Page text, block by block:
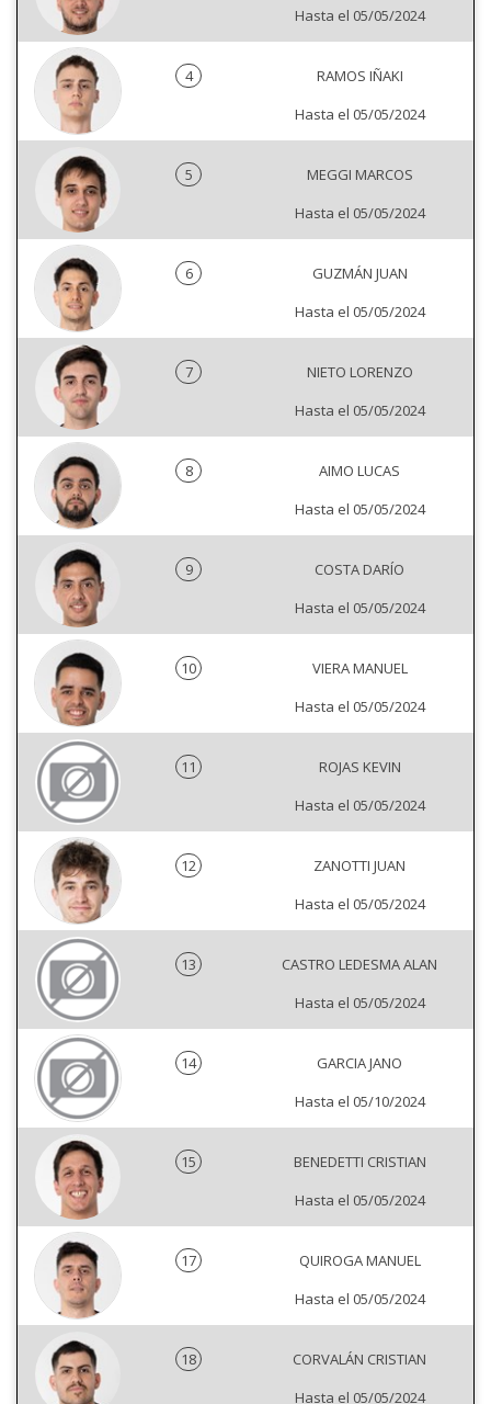
Hasta el 05/05/2024
4
RAMOS IÑAKI
Hasta el 05/05/2024
5
MEGGI MARCOS
Hasta el 05/05/2024
6
GUZMÁN JUAN
Hasta el 05/05/2024
7
NIETO LORENZO
Hasta el 05/05/2024
8
AIMO LUCAS
Hasta el 05/05/2024
9
COSTA DARÍO
Hasta el 05/05/2024
10
VIERA MANUEL
Hasta el 05/05/2024
11
ROJAS KEVIN
Hasta el 05/05/2024
12
ZANOTTI JUAN
Hasta el 05/05/2024
13
CASTRO LEDESMA ALAN
Hasta el 05/05/2024
14
GARCIA JANO
Hasta el 05/10/2024
15
BENEDETTI CRISTIAN
Hasta el 05/05/2024
17
QUIROGA MANUEL
Hasta el 05/05/2024
18
CORVALÁN CRISTIAN
Hasta el 05/05/2024